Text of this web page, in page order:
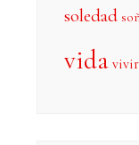
soledad
vida vivir